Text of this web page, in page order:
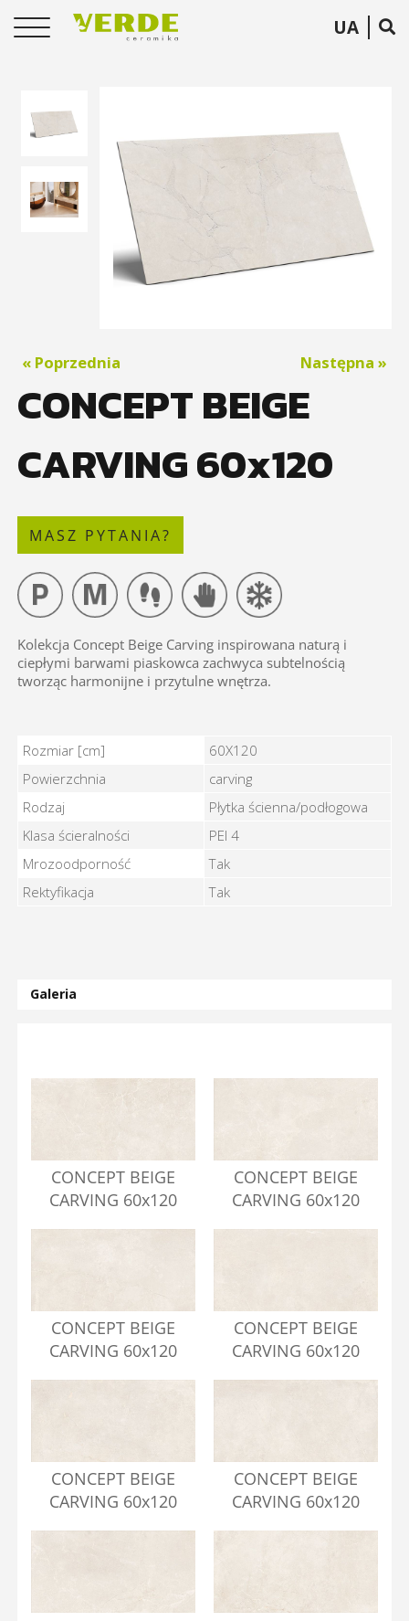
UA
« Poprzednia Następna »
CONCEPT BEIGE
CARVING 60x120
MASZ PYTANIA?
Kolekcja Concept Beige Carving inspirowana naturą i
ciepłymi barwami piaskowca zachwyca subtelnością
tworząc harmonijne i przytulne wnętrza.
CONCEPT BEIGE CARVING 60x120 - Cechy
Rozmiar [cm]
60X120
Powierzchnia
carving
Rodzaj
Płytka ścienna/podłogowa
Klasa ścieralności
PEI 4
Mrozoodporność
Tak
Rektyfikacja
Tak
Galeria
CONCEPT BEIGE
CARVING 60x120
CONCEPT BEIGE
CARVING 60x120
CONCEPT BEIGE
CARVING 60x120
CONCEPT BEIGE
CARVING 60x120
CONCEPT BEIGE
CARVING 60x120
CONCEPT BEIGE
CARVING 60x120